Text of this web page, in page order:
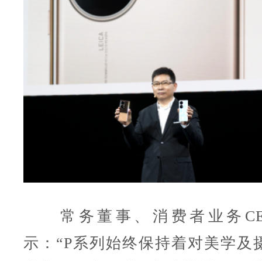
常务董事、消费者业务
示：“P系列始终保持着对美学及